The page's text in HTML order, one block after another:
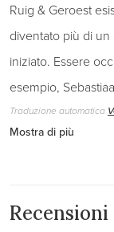
Ruig & Geroest
diventato più di
iniziato. Essere
esempio,
Traduzione automatica
Mostra di più
Recensioni